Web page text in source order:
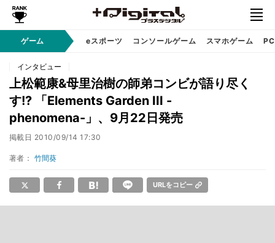
ゲーム eスポーツ コンソールゲーム スマホゲーム
インタビュー
上松範康&母里治樹の師弟コンビが語り尽く
す!? 「Elements Garden III -
phenomena-」、9月22日発売
掲載日 2010/09/14 17:30
著者： 竹間葵
URLをコピー